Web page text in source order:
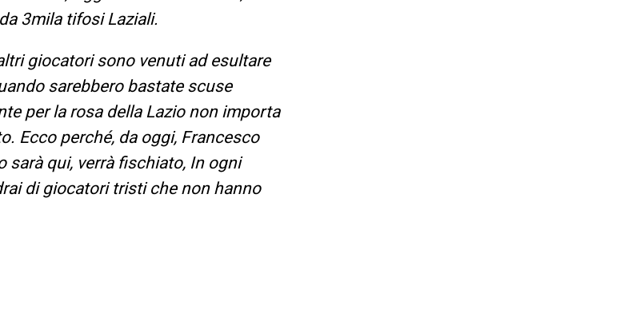
3mila tifosi Laziali.
giocatori sono venuti ad esultare
sarebbero bastate scuse
per la rosa della Lazio non importa
Ecco perché, da oggi, Francesco
sarà qui, verrà fischiato, In ogni
di giocatori tristi che non hanno